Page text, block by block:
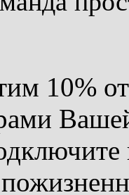
10%